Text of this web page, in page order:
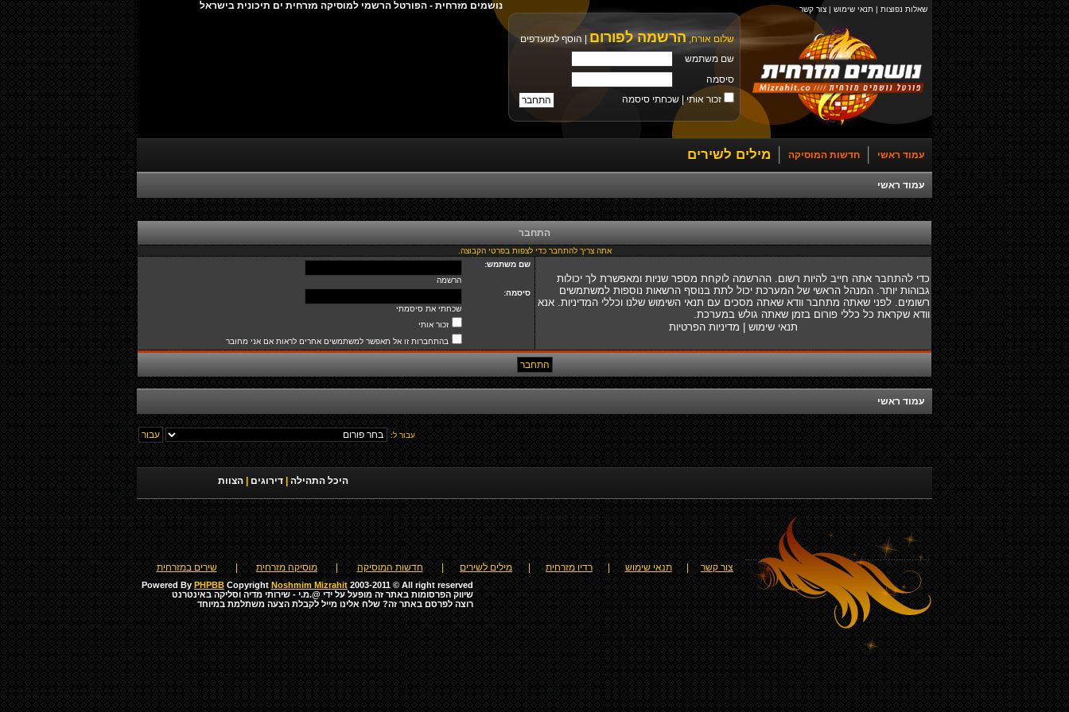
שאלות נפוצות | תנאי שימוש | צור קשר
שלום אורח, הרשמה לפורום
הוסף למועדפים
שם משתמש
סיסמה
זכור אותי |שכחתי סיסמה
נושמים מזרחית - הפורטל הרשמי למוסיקה מזרחית ים תיכונית בישראל
עמוד ראשי חדשות המוסיקה מילים לשירים
עמוד ראשי
התחבר
אתה צריך להתחבר כדי לצפות בפרטי הקבוצה.
כדי להתחבר אתה חייב להיות רשום. ההרשמה לוקחת מספר שניות ומאפשרת לך יכולות
גבוהות יותר. המנהל הראשי של המערכת יכול לתת בנוסף הרשאות נוספות למשתמשים
רשומים. לפני שאתה מתחבר וודא שאתה מסכים עם תנאי השימוש שלנו וכללי המדיניות. אנא
וודא שקראת כל כללי פורום בזמן שאתה גולש במערכת.
תנאי שימוש
מדיניות הפרטיות
שם משתמש:
הרשמה
סיסמה:
שכחתי את סיסמתי
זכור אותי
בהתחברות זו אל תאפשר למשתמשים אחרים לראות אם אני מחובר
עמוד ראשי
עבור ל:
היכל התהילה דירוגים הצוות
צור קשר תנאי שימוש רדיו מזרחית מילים לשירים חדשות המוסיקה מוסיקה מזרחית שירים במזרחית
Powered By PHPBB Copyright Noshmim Mizrahit 2003-2011 © All right reserved
שיווק הפרסומות באתר זה מופעל על ידי @.מ.י - שירותי מדיה וסליקה באינטרנט
רוצה לפרסם באתר זה? שלח אלינו מייל לקבלת הצעה משתלמת במיוחד